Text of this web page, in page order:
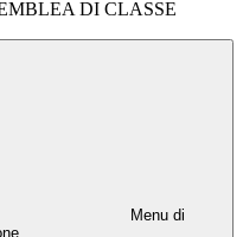
DI CLASSE
Menu di